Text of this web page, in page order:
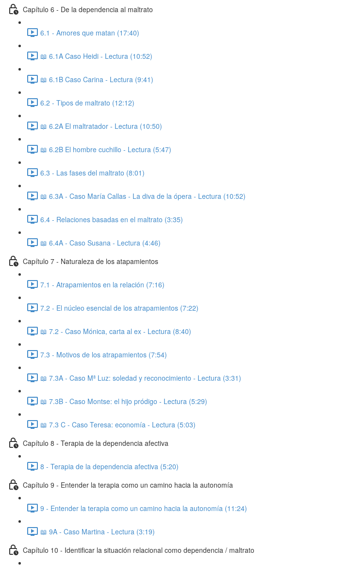
Capítulo 6 - De la dependencia al maltrato
6.1 - Amores que matan (17:40)
📖 6.1A Caso Heidi - Lectura (10:52)
📖 6.1B Caso Carina - Lectura (9:41)
6.2 - Tipos de maltrato (12:12)
📖 6.2A El maltratador - Lectura (10:50)
📖 6.2B El hombre cuchillo - Lectura (5:47)
6.3 - Las fases del maltrato (8:01)
📖 6.3A - Caso María Callas - La diva de la ópera - Lectura (10:52)
6.4 - Relaciones basadas en el maltrato (3:35)
📖 6.4A - Caso Susana - Lectura (4:46)
Capítulo 7 - Naturaleza de los atapamientos
7.1 - Atrapamientos en la relación (7:16)
7.2 - El núcleo esencial de los atrapamientos (7:22)
📖 7.2 - Caso Mónica, carta al ex - Lectura (8:40)
7.3 - Motivos de los atrapamientos (7:54)
📖 7.3A - Caso Mª Luz: soledad y reconocimiento - Lectura (3:31)
📖 7.3B - Caso Montse: el hijo pródigo - Lectura (5:29)
📖 7.3 C - Caso Teresa: economía - Lectura (5:03)
Capítulo 8 - Terapia de la dependencia afectiva
8 - Terapia de la dependencia afectiva (5:20)
Capítulo 9 - Entender la terapia como un camino hacia la autonomía
9 - Entender la terapia como un camino hacia la autonomía (11:24)
📖 9A - Caso Martina - Lectura (3:19)
Capítulo 10 - Identificar la situación relacional como dependencia / maltrato